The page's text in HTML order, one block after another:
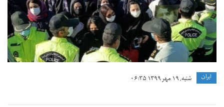
ايران شنبه, ۱۹ مهر ۱۳۹۹ ۰۶:۳۵